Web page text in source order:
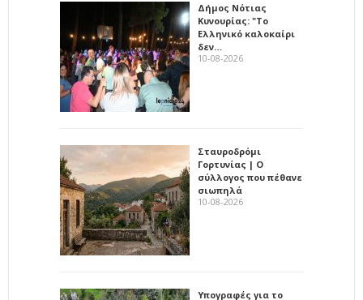
Δήμος Νότιας
Κυνουρίας: "Το
Ελληνικό καλοκαίρι
δεν…
10-08-2026
Σταυροδρόμι
Γορτυνίας | Ο
σύλλογος που πέθανε
σιωπηλά
10-08-2026
Υπογραφές για το